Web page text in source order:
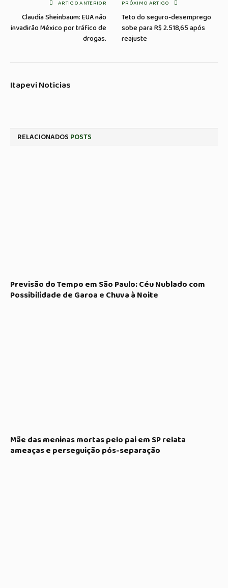
ARTIGO ANTERIOR
Claudia Sheinbaum: EUA não
invadirão México por tráfico de
drogas.
PRÓXIMO ARTIGO
Teto do seguro-desemprego
sobe para R$ 2.518,65 após
reajuste
Itapevi Noticias
RELACIONADOS POSTS
Previsão do Tempo em São Paulo: Céu Nublado com
Possibilidade de Garoa e Chuva à Noite
Mãe das meninas mortas pelo pai em SP relata
ameaças e perseguição pós-separação